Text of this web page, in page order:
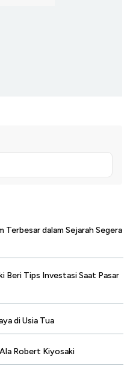
dalam Sejarah Segera
Tips Investasi Saat Pasar
di Usia Tua
Robert Kiyosaki